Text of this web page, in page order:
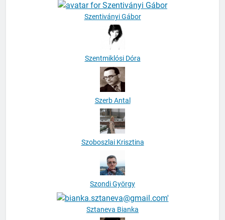
Szentiványi Gábor
Szentmiklósi Dóra
Szerb Antal
Szoboszlai Krisztina
Szondi György
Sztaneva Bianka